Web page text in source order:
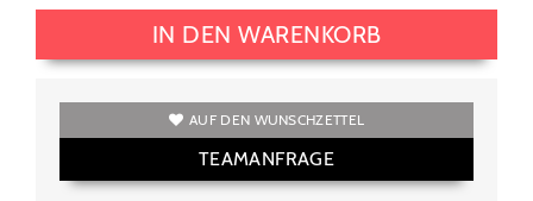
IN DEN WARENKORB
AUF DEN WUNSCHZETTEL
TEAMANFRAGE